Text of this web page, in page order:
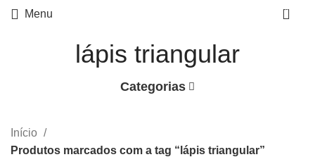
Menu 0
lápis triangular
Categorias
Início
Produtos marcados com a tag “lápis triangular”